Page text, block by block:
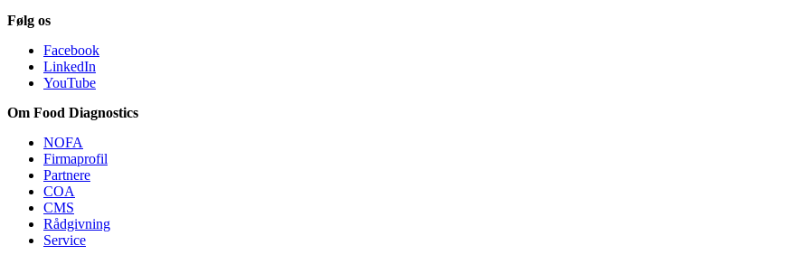
Følg os
Facebook
LinkedIn
YouTube
Om Food Diagnostics
NOFA
Firmaprofil
Partnere
COA
CMS
Rådgivning
Service